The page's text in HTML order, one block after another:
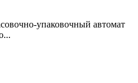
упаковочный автомат